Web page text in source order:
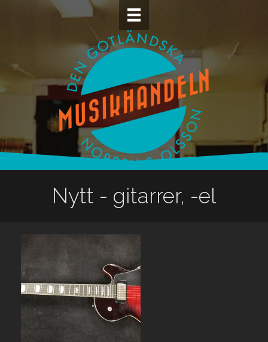
Nytt - gitarrer, -el